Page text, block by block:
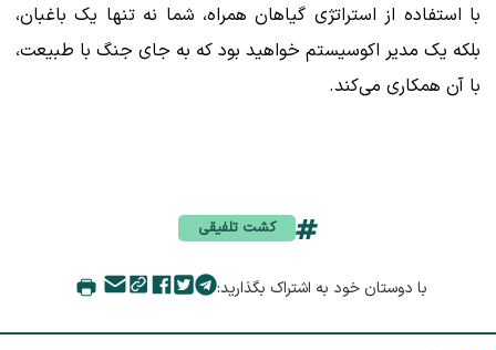
با استفاده از استراتژی گیاهان همراه، شما نه تنها یک باغبان،
بلکه یک مدیر اکوسیستم خواهید بود که به جای جنگ با طبیعت،
با آن همکاری می‌کند.
کشت تلفیقی
با دوستان خود به اشتراک بگذارید: